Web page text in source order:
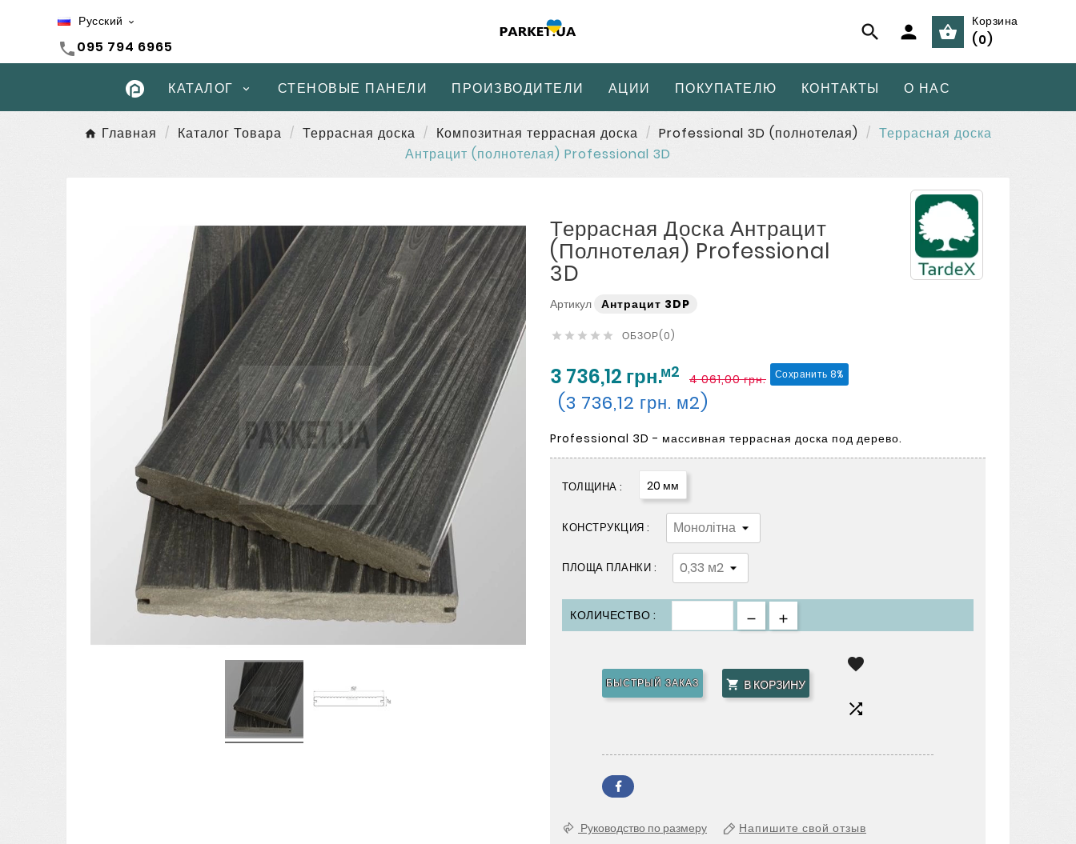
Русский 
call095 794 6965
  
Корзина
(0)
КАТАЛОГ СТЕНОВЫЕ ПАНЕЛИ ПРОИЗВОДИТЕЛИ АЦИИ ПОКУПАТЕЛЮ КОНТАКТЫ О НАС
Главная Каталог Товара Террасная доска Композитная террасная доска Professional 3D (полнотелая)
Террасная доска
Антрацит (полнотелая) Professional 3D
Террасная Доска Антрацит
(полнотелая) Professional
3D
Артикул Антрацит 3DP
     ОБЗОР(0)
3 736,12 грн.м2 4 061,00 грн. Сохранить 8%
(3 736,12 грн. м2)
Professional 3D - массивная террасная доска под дерево.
ТОЛЩИНА : 20 мм
КОНСТРУКЦИЯ :
ПЛОЩА ПЛАНКИ :
КОЛИЧЕСТВО :
 В КОРЗИНУ
БЫСТРЫЙ ЗАКАЗ


Руководство по размеру Напишите свой отзыв